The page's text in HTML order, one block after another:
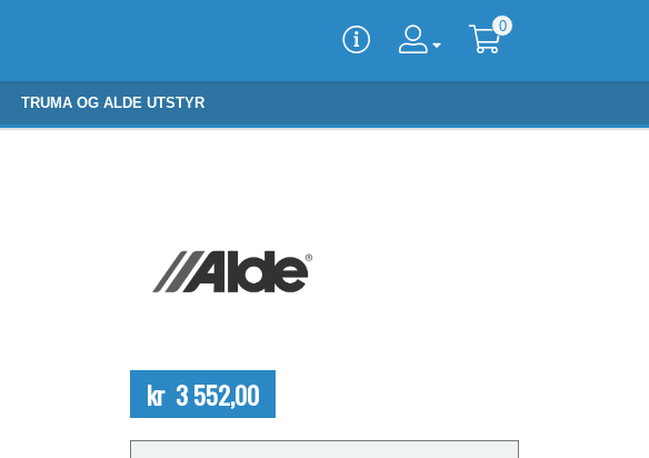
0
TRUMA OG ALDE UTSTYR
kr 3 552,00